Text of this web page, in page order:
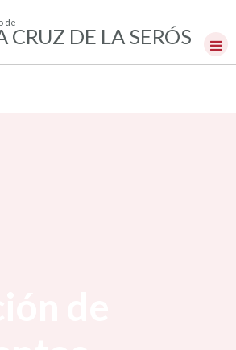
de
CRUZ DE LA SERÓS